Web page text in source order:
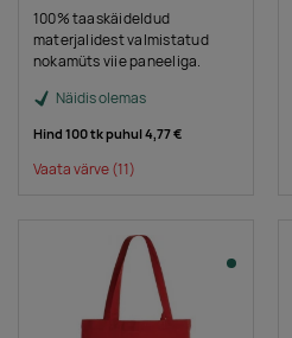
100% taaskäideldud
materjalidest valmistatud
nokamüts viie paneeliga.
Näidis olemas
Hind 100 tk puhul4,77 €
Vaata värve(11)